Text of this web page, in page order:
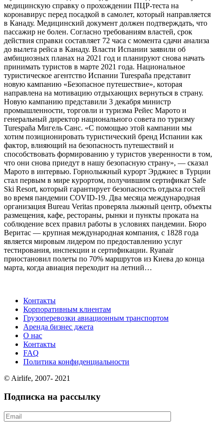
медицинскую справку о прохождении ПЦР-теста на
коронавирус перед посадкой в самолет, который направляется
в Канаду. Медицинский документ должен подтверждать, что
пассажир не болен. Согласно требованиям властей, срок
действия справки составляет 72 часа с момента сдачи анализа
до вылета рейса в Канаду. Власти Испании заявили об
амбициозных планах на 2021 год и планируют снова начать
принимать туристов в марте 2021 года. Национальное
туристическое агентство Испании Turespaña представит
новую кампанию «Безопасное путешествие», которая
направлена ​​на мотивацию отдыхающих вернуться в страну.
Новую кампанию представили 3 декабря министр
промышленности, торговли и туризма Рейес Марото и
генеральный директор национального совета по туризму
Turespaña Мигель Санс. «С помощью этой кампании мы
хотим позиционировать туристический бренд Испании как
фактор, влияющий на безопасность путешествий и
способствовать формированию у туристов уверенности в том,
что они снова приедут в нашу безопасную страну», — сказал
Марото в интервью. Горнолыжный курорт Эрджиес в Турции
стал первым в мире курортом, получившим сертификат Safe
Ski Resort, который гарантирует безопасность отдыха гостей
во время пандемии COVID-19. Два месяца международная
организация Bureau Veritas проверяла лыжный центр, объекты
размещения, кафе, рестораны, рынки и пункты проката на
соблюдение всех правил работы в условиях пандемии. Бюро
Веритас — крупная международная компания, с 1828 года
является мировым лидером по предоставлению услуг
тестирования, инспекции и сертификации. Ryanair
приостановил полеты по 70% маршрутов из Киева до конца
марта, когда авиация переходит на летний…
Контакты
Корпоративным клиентам
Грузоперевозки авиационным транспортом
Аренда бизнес джета
О нас
Контакты
FAQ
Политика конфиденциальности
© Airlife, 2007- 2021
Подписка на рассылку